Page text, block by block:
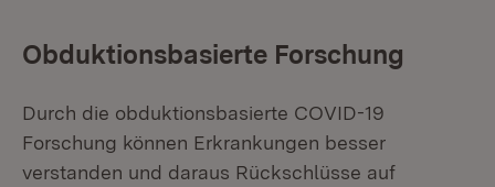
Obduktionsbasierte Forschung
Durch die obduktionsbasierte COVID-19
Forschung können Erkrankungen besser
verstanden und daraus Rückschlüsse auf